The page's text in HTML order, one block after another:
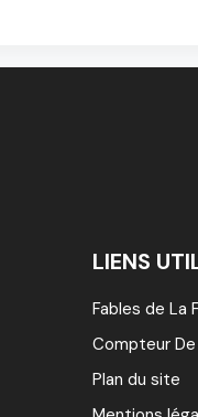
LIENS
Fables de La
Compteur
Plan du site